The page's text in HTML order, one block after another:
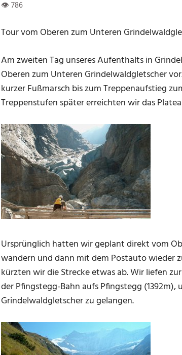
Tour vom Oberen zum Unteren
Am zweiten Tag unseres Aufenthalts in
Oberen zum Unteren Grindelwaldgletscher
kurzer Fußmarsch bis zum Treppenaufstieg
Treppenstufen später erreichten wir das
Ursprünglich hatten wir geplant direkt vom
wandern und dann mit dem Postauto wieder
kürzten wir die Strecke etwas ab. Wir liefen
der Pfingstegg-Bahn aufs Pfingstegg
Grindelwaldgletscher zu gelangen.